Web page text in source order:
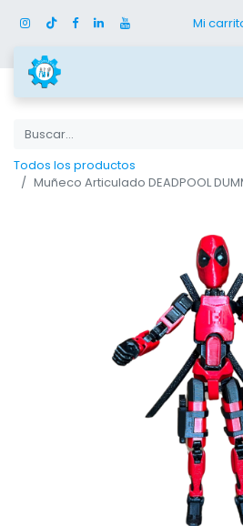
Mi
Todos los productos
Muñeco Articulado DEADPOOL